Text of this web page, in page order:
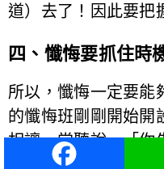
道）去了！因此要把
四、懺悔要抓住時
所以，懺悔一定要能
的懺悔班剛剛開始開
相讓，常聽說，「你
人就這麼等著，覺得